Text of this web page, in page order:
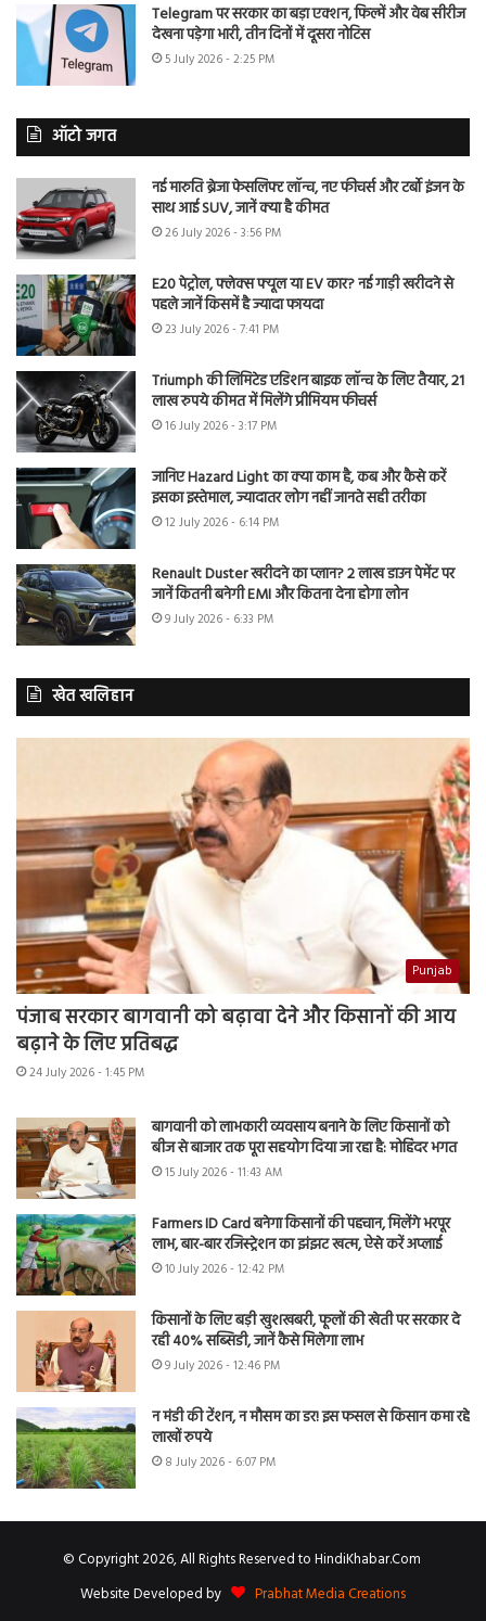
Telegram पर सरकार का बड़ा एक्शन, फिल्में और वेब सीरीज
देखना पड़ेगा भारी, तीन दिनों में दूसरा नोटिस
5 July 2026 - 2:25 PM
ऑटो जगत
नई मारुति ब्रेजा फेसलिफ्ट लॉन्च, नए फीचर्स और टर्बो इंजन के
साथ आई SUV, जानें क्या है कीमत
26 July 2026 - 3:56 PM
E20 पेट्रोल, फ्लेक्स फ्यूल या EV कार? नई गाड़ी खरीदने से
पहले जानें किसमें है ज्यादा फायदा
23 July 2026 - 7:41 PM
Triumph की लिमिटेड एडिशन बाइक लॉन्च के लिए तैयार, 21
लाख रुपये कीमत में मिलेंगे प्रीमियम फीचर्स
16 July 2026 - 3:17 PM
जानिए Hazard Light का क्या काम है, कब और कैसे करें
इसका इस्तेमाल, ज्यादातर लोग नहीं जानते सही तरीका
12 July 2026 - 6:14 PM
Renault Duster खरीदने का प्लान? 2 लाख डाउन पेमेंट पर
जानें कितनी बनेगी EMI और कितना देना होगा लोन
9 July 2026 - 6:33 PM
खेत खलिहान
Punjab
पंजाब सरकार बागवानी को बढ़ावा देने और किसानों की आय
बढ़ाने के लिए प्रतिबद्ध
24 July 2026 - 1:45 PM
बागवानी को लाभकारी व्यवसाय बनाने के लिए किसानों को
बीज से बाजार तक पूरा सहयोग दिया जा रहा है: मोहिंदर भगत
15 July 2026 - 11:43 AM
Farmers ID Card बनेगा किसानों की पहचान, मिलेंगे भरपूर
लाभ, बार-बार रजिस्ट्रेशन का झंझट खत्म, ऐसे करें अप्लाई
10 July 2026 - 12:42 PM
किसानों के लिए बड़ी खुशखबरी, फूलों की खेती पर सरकार दे
रही 40% सब्सिडी, जानें कैसे मिलेगा लाभ
9 July 2026 - 12:46 PM
न मंडी की टेंशन, न मौसम का डर! इस फसल से किसान कमा रहे
लाखों रुपये
8 July 2026 - 6:07 PM
© Copyright 2026, All Rights Reserved to HindiKhabar.Com
Website Developed by
Prabhat Media Creations